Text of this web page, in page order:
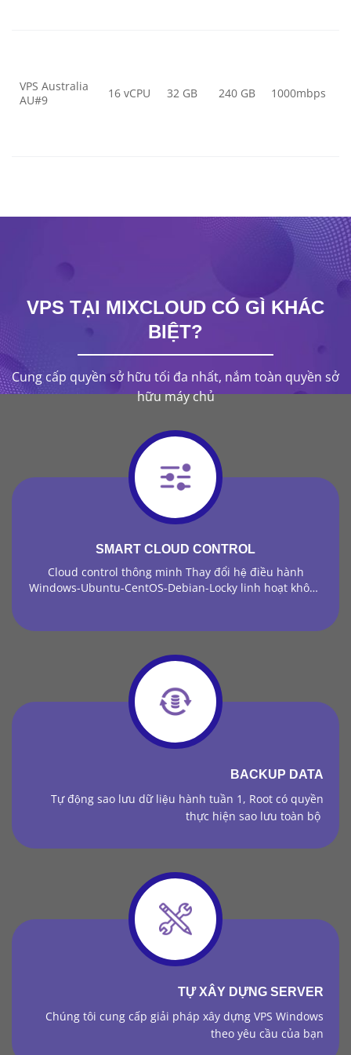
VPS Australia
AU#9
16 vCPU 32 GB 240 GB 1000mbps
VPS TẠI MIXCLOUD CÓ GÌ KHÁC
BIỆT?
Cung cấp quyền sở hữu tối đa nhất, nắm toàn quyền sở
hữu máy chủ
SMART CLOUD CONTROL
Cloud control thông minh Thay đổi hệ điều hành
Windows-Ubuntu-CentOS-Debian-Locky linh hoạt không
BACKUP DATA
Tự động sao lưu dữ liệu hành tuần 1, Root có quyền
thực hiện sao lưu toàn bộ
TỰ XÂY DỰNG SERVER
Chúng tôi cung cấp giải pháp xây dựng VPS Windows
theo yêu cầu của bạn